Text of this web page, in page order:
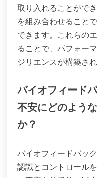
取り入れることがで
を組み合わせること
できます。これらの
ることで、パフォー
ジリエンスが構築され
バイオフィード
不安にどのよう
か？
バイオフィードバッ
認識とコントロール